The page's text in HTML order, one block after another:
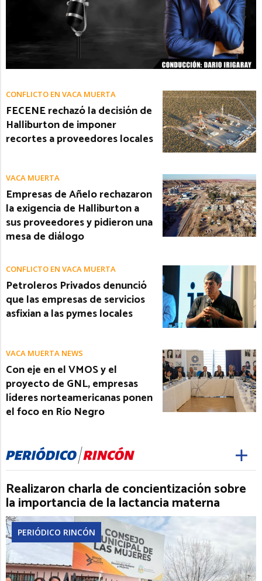
CONFLICTO EN VACA MUERTA
FECENE rechazó la decisión de
Halliburton de imponer
recortes a proveedores locales
VACA MUERTA
Empresas de Añelo rechazaron
la exigencia de Halliburton a
sus proveedores y pidieron una
mesa de diálogo
CONFLICTO EN VACA MUERTA
Petroleros Privados denunció
que las empresas de servicios
asfixian a las pymes locales
VACA MUERTA NEWS
Con eje en el VMOS y el
proyecto de GNL, empresas
líderes norteamericanas ponen
el foco en Río Negro
Realizaron charla de concientización sobre
la importancia de la lactancia materna
PERIÓDICO RINCÓN